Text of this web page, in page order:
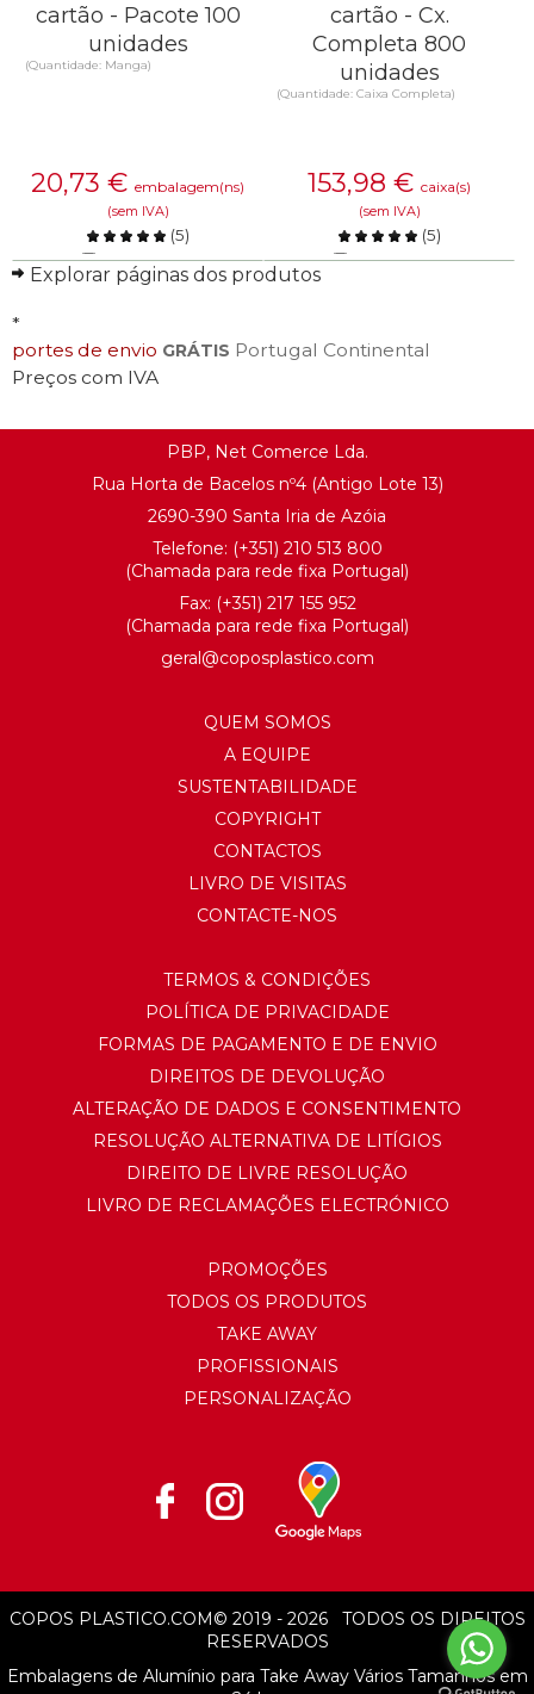
cartão - Pacote 100
unidades
(Quantidade: Manga)
20,73 € embalagem(ns)
(sem IVA)
(5)
Comparar
cartão - Cx.
Completa 800
unidades
(Quantidade: Caixa Completa)
153,98 € caixa(s)
(sem IVA)
(5)
Comparar
Explorar páginas dos produtos
*
portes de envio GRÁTIS Portugal Continental
Preços com IVA
PBP, Net Comerce Lda.
Rua Horta de Bacelos nº4 (Antigo Lote 13)
2690-390 Santa Iria de Azóia
Telefone: (+351) 210 513 800
(Chamada para rede fixa Portugal)
Fax: (+351) 217 155 952
(Chamada para rede fixa Portugal)
geral@coposplastico.com
QUEM SOMOS
A EQUIPE
SUSTENTABILIDADE
COPYRIGHT
CONTACTOS
LIVRO DE VISITAS
CONTACTE-NOS
TERMOS & CONDIÇÕES
POLÍTICA DE PRIVACIDADE
FORMAS DE PAGAMENTO E DE ENVIO
DIREITOS DE DEVOLUÇÃO
ALTERAÇÃO DE DADOS E CONSENTIMENTO
RESOLUÇÃO ALTERNATIVA DE LITÍGIOS
DIREITO DE LIVRE RESOLUÇÃO
LIVRO DE RECLAMAÇÕES ELECTRÓNICO
PROMOÇÕES
TODOS OS PRODUTOS
TAKE AWAY
PROFISSIONAIS
PERSONALIZAÇÃO
COPOS PLASTICO.COM© 2019 - 2026
TODOS OS DIREITOS
RESERVADOS
Embalagens de Alumínio para Take Away Vários Tamanhos em